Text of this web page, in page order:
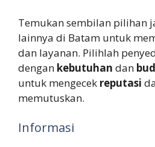
Temukan sembilan pilihan
lainnya di Batam untuk
dan layanan. Pilihlah
dengan kebutuhan dan
untuk mengecek reputasi
memutuskan.
Informasi